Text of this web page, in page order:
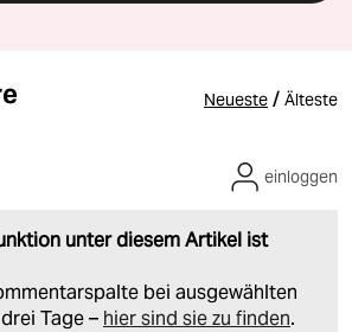
Neueste / Älteste
unter diesem Artikel ist
bei ausgewählten
Tage – hier sind sie zu finden.
einloggen